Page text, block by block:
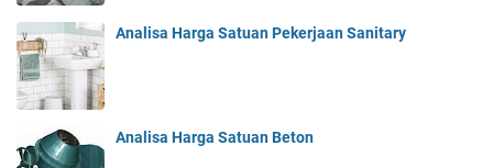
Analisa Harga Satuan Pekerjaan Sanitary
Analisa Harga Satuan Beton